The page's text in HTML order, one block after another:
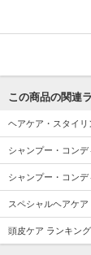
この商品の関連
ヘアケア・スタイ
シャンプー・コン
シャンプー・コン
スペシャルヘアケ
頭皮ケア ランキング